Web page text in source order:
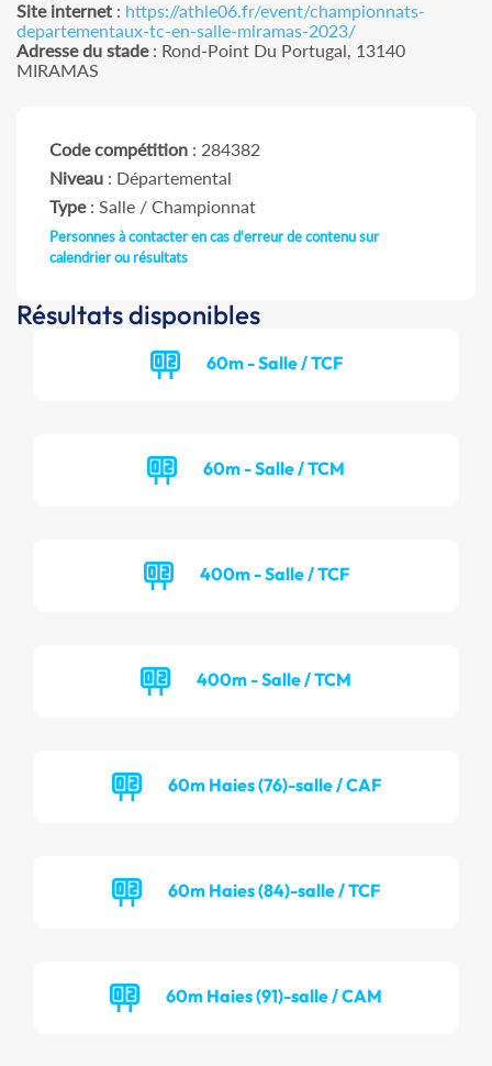
Site internet : https://athle06.fr/event/championnats-
departementaux-tc-en-salle-miramas-2023/
Adresse du stade: Rond-Point Du Portugal, 13140
MIRAMAS
Code compétition : 284382
Niveau : Départemental
Type: Salle / Championnat
Personnes à contacter en cas d'erreur de contenu sur
calendrier ou résultats
Résultats disponibles
60m - Salle / TCF
60m - Salle / TCM
400m - Salle / TCF
400m - Salle / TCM
60m Haies (76)-salle / CAF
60m Haies (84)-salle / TCF
60m Haies (91)-salle / CAM